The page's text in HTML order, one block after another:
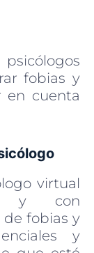
fobias y
en cuenta
virtual
y con
fobias y
y